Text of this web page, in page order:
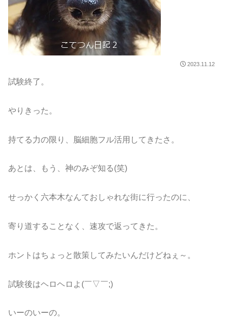
2023.11.12
試験終了。
やりきった。
持てる力の限り、脳細胞フル活用してきたさ。
あとは、もう、神のみぞ知る(笑)
せっかく六本木なんておしゃれな街に行ったのに、
寄り道することなく、速攻で返ってきた。
ホントはちょっと散策してみたいんだけどねぇ～。
試験後はヘロヘロよ(￣▽￣;)
いーのいーの。